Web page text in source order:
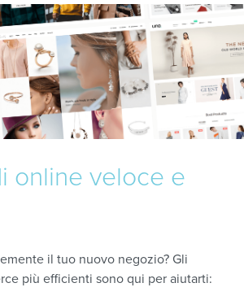
online veloce e
il tuo nuovo negozio? Gli
più efficienti sono qui per aiutarti: